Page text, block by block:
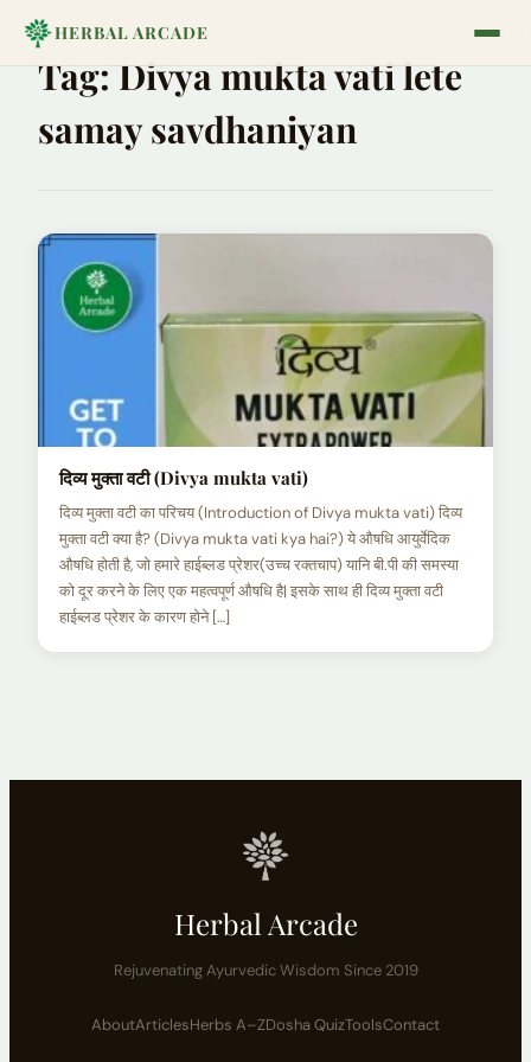
HERBAL ARCADE
Tag:Divya mukta vati lete
samay savdhaniyan
दिव्य मुक्ता वटी (Divya mukta vati)
दिव्य मुक्ता वटी का परिचय (Introduction of Divya mukta vati) दिव्य
मुक्ता वटी क्या है? (Divya mukta vati kya hai?) ये औषधि आयुर्वेदिक
औषधि होती है, जो हमारे हाईब्लड प्रेशर(उच्च रक्तचाप) यानि बी.पी की समस्या
को दूर करने के लिए एक महत्वपूर्ण औषधि है| इसके साथ ही दिव्य मुक्ता वटी
हाईब्लड प्रेशर के कारण होने […]
Herbal Arcade
Rejuvenating Ayurvedic Wisdom Since 2019
AboutArticlesHerbs A–ZDosha QuizToolsContact